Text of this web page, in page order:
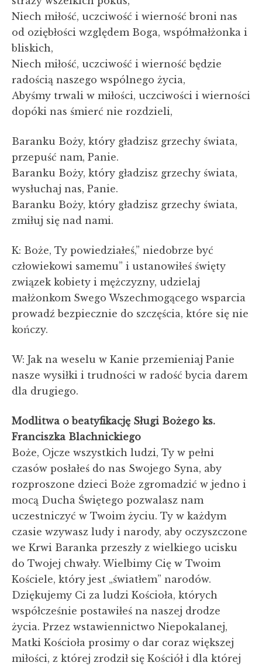
Niech miłość, uczciwość i wierność broni nas
od oziębłości względem Boga, współmałżonka i
bliskich,
Niech miłość, uczciwość i wierność będzie
radością naszego wspólnego życia,
Abyśmy trwali w miłości, uczciwości i wierności
dopóki nas śmierć nie rozdzieli,
Baranku Boży, który gładzisz grzechy świata,
przepuść nam, Panie.
Baranku Boży, który gładzisz grzechy świata,
wysłuchaj nas, Panie.
Baranku Boży, który gładzisz grzechy świata,
zmiłuj się nad nami.
K: Boże, Ty powiedziałeś,” niedobrze być
człowiekowi samemu” i ustanowiłeś święty
związek kobiety i mężczyzny, udzielaj
małżonkom Swego Wszechmogącego wsparcia
prowadź bezpiecznie do szczęścia, które się nie
kończy.
W: Jak na weselu w Kanie przemieniaj Panie
nasze wysiłki i trudności w radość bycia darem
dla drugiego.
Modlitwa o beatyfikację Sługi Bożego ks.
Franciszka Blachnickiego
Boże, Ojcze wszystkich ludzi, Ty w pełni
czasów posłałeś do nas Swojego Syna, aby
rozproszone dzieci Boże zgromadzić w jedno i
mocą Ducha Świętego pozwalasz nam
uczestniczyć w Twoim życiu. Ty w każdym
czasie wzywasz ludy i narody, aby oczyszczone
we Krwi Baranka przeszły z wielkiego ucisku
do Twojej chwały. Wielbimy Cię w Twoim
Kościele, który jest „światłem” narodów.
Dziękujemy Ci za ludzi Kościoła, których
współcześnie postawiłeś na naszej drodze
życia. Przez wstawiennictwo Niepokalanej,
Matki Kościoła prosimy o dar coraz większej
miłości, z której zrodził się Kościół i dla której